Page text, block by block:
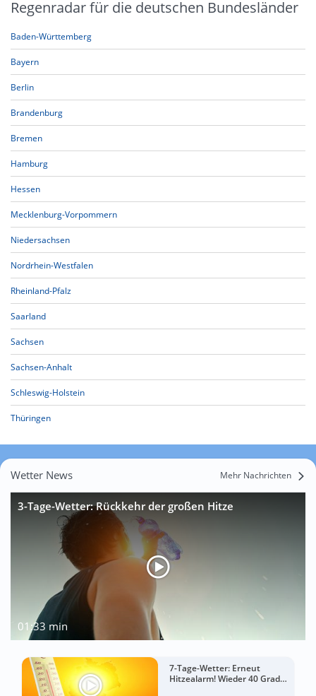
Regenradar für die deutschen Bundesländer
Baden-Württemberg
Bayern
Berlin
Brandenburg
Bremen
Hamburg
Hessen
Mecklenburg-Vorpommern
Niedersachsen
Nordrhein-Westfalen
Rheinland-Pfalz
Saarland
Sachsen
Sachsen-Anhalt
Schleswig-Holstein
Thüringen
Wetter News Mehr Nachrichten
3-Tage-Wetter: Rückkehr der großen Hitze
01:33 min
7-Tage-Wetter: Erneut
Hitzealarm! Wieder 40 Grad